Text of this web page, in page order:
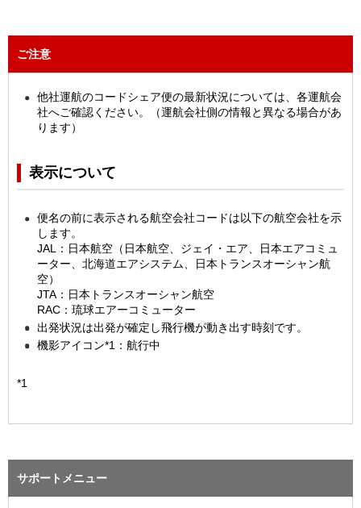
ご注意
他社運航のコードシェア便の最新状況については、各運航会
社へご確認ください。（運航会社側の情報と異なる場合があ
ります）
表示について
便名の前に表示される航空会社コードは以下の航空会社を示
します。
JAL：日本航空（日本航空、ジェイ・エア、日本エアコミュ
ーター、北海道エアシステム、日本トランスオーシャン航
空）
JTA：日本トランスオーシャン航空
RAC：琉球エアーコミューター
出発状況は出発が確定し飛行機が動き出す時刻です。
機影アイコン*1：航行中
*1
サポートメニュー